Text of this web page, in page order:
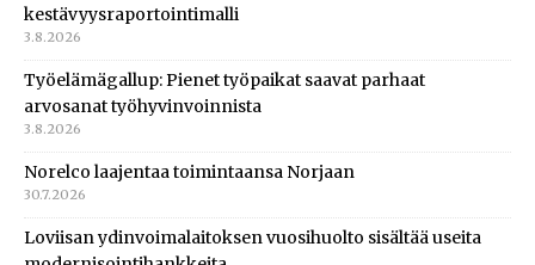
kestävyysraportointimalli
3.8.2026
Työelämägallup: Pienet työpaikat saavat parhaat
arvosanat työhyvinvoinnista
3.8.2026
Norelco laajentaa toimintaansa Norjaan
30.7.2026
Loviisan ydinvoimalaitoksen vuosihuolto sisältää useita